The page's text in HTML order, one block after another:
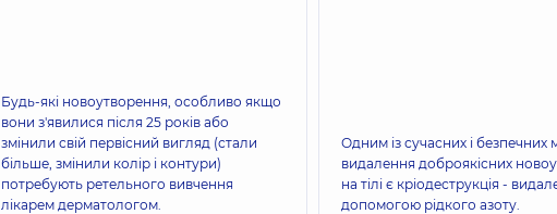
Будь-які новоутворення, особливо якщо
вони з'явилися після 25 років або
змінили свій первісний вигляд (стали
більше, змінили колір і контури)
потребують ретельного вивчення
лікарем дерматологом.
Одним із сучасних і безпечних
видалення доброякісних
на тілі є кріодеструкція -
допомогою рідкого азоту.